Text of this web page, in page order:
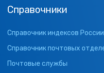
Справочники
Справочник индексов России
Справочник почтовых
Почтовые службы